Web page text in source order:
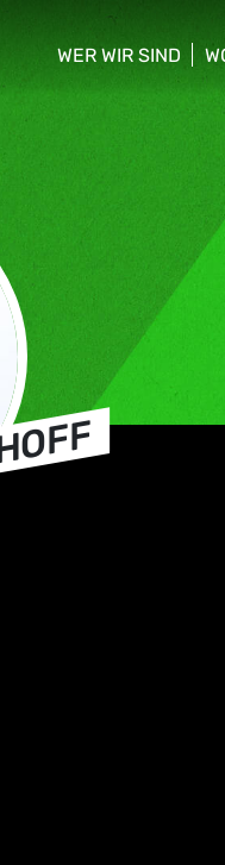
WER WIR SIND
show/hide sub